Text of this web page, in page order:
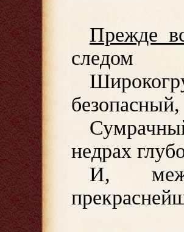
Прежде
следом
безопасный,
недрах
И,